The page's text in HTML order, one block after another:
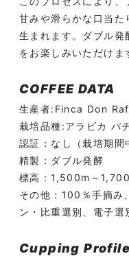
甘みや滑らかな口当た
生まれます。ダブル発
をお楽しみいただけま
COFFEE DATA
生産者:Finca Don
栽培品種:アラビカ パ
認証：なし（栽培期間
精製：ダブル発酵
標高：1,500m～
その他：100％手摘み
ン・比重選別、電子選
Cupping Profile